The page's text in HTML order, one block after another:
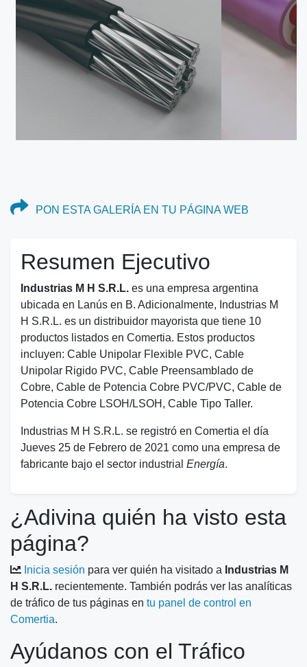
PON ESTA GALERÍA EN TU PÁGINA WEB
Resumen Ejecutivo
Industrias M H S.R.L. es una empresa argentina
ubicada en Lanús en B. Adicionalmente, Industrias M
H S.R.L. es un distribuidor mayorista que tiene 10
productos listados en Comertia. Estos productos
incluyen: Cable Unipolar Flexible PVC, Cable
Unipolar Rigido PVC, Cable Preensamblado de
Cobre, Cable de Potencia Cobre PVC/PVC, Cable de
Potencia Cobre LSOH/LSOH, Cable Tipo Taller.
Industrias M H S.R.L. se registró en Comertia el día
Jueves 25 de Febrero de 2021 como una empresa de
fabricante bajo el sector industrial Energía.
¿Adivina quién ha visto esta
página?
Inicia sesión para ver quién ha visitado a Industrias M
H S.R.L. recientemente. También podrás ver las analíticas
de tráfico de tus páginas en tu panel de control en
Comertia.
Ayúdanos con el Tráfico